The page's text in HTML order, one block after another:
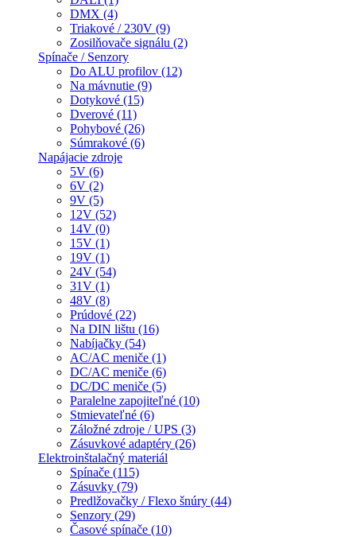
DMX (4)
Triakové / 230V (9)
Zosilňovače signálu (2)
Spínače / Senzory
Do ALU profilov (12)
Na mávnutie (9)
Dotykové (15)
Dverové (11)
Pohybové (26)
Súmrakové (6)
Napájacie zdroje
5V (6)
6V (2)
9V (5)
12V (52)
14V (0)
15V (1)
19V (1)
24V (54)
31V (1)
48V (8)
Prúdové (22)
Na DIN lištu (16)
Nabíjačky (54)
AC/AC meniče (1)
DC/AC meniče (6)
DC/DC meniče (5)
Paralelne zapojiteľné (10)
Stmievateľné (6)
Záložné zdroje / UPS (3)
Zásuvkové adaptéry (26)
Elektroinštalačný materiál
Spínače (115)
Zásuvky (79)
Predlžovačky / Flexo šnúry (44)
Senzory (29)
Časové spínače (10)